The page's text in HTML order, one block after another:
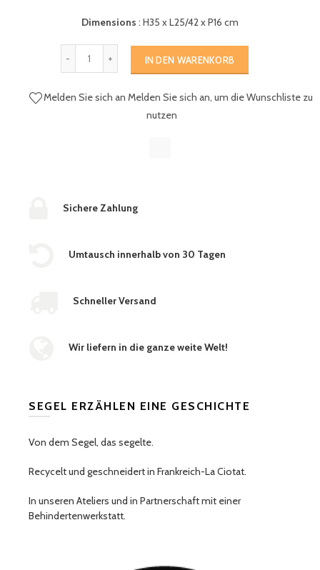
Dimensions : H35 x L25/42 x P16 cm
IN DEN WARENKORB
Melden Sie sich an Melden Sie sich an, um die Wunschliste zu
nutzen
Sichere Zahlung
Umtausch innerhalb von 30 Tagen
Schneller Versand
Wir liefern in die ganze weite Welt!
SEGEL ERZÄHLEN EINE GESCHICHTE
Von dem Segel, das segelte.
Recycelt und geschneidert in Frankreich-La Ciotat.
In unseren Ateliers und in Partnerschaft mit einer
Behindertenwerkstatt.